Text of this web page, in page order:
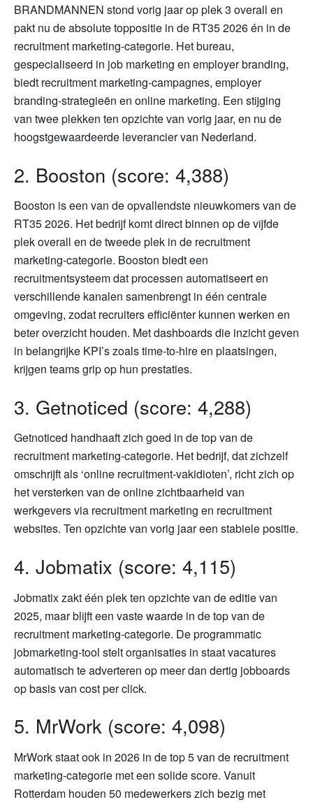
BRANDMANNEN stond vorig jaar op plek 3 overall en
pakt nu de absolute toppositie in de RT35 2026 én in de
recruitment marketing-categorie. Het bureau,
gespecialiseerd in job marketing en employer branding,
biedt recruitment marketing-campagnes, employer
branding-strategieën en online marketing. Een stijging
van twee plekken ten opzichte van vorig jaar, en nu de
hoogstgewaardeerde leverancier van Nederland.
2. Booston (score: 4,388)
Booston is een van de opvallendste nieuwkomers van de
RT35 2026. Het bedrijf komt direct binnen op de vijfde
plek overall en de tweede plek in de recruitment
marketing-categorie. Booston biedt een
recruitmentsysteem dat processen automatiseert en
verschillende kanalen samenbrengt in één centrale
omgeving, zodat recruiters efficiënter kunnen werken en
beter overzicht houden. Met dashboards die inzicht geven
in belangrijke KPI’s zoals time-to-hire en plaatsingen,
krijgen teams grip op hun prestaties.
3. Getnoticed (score: 4,288)
Getnoticed handhaaft zich goed in de top van de
recruitment marketing-categorie. Het bedrijf, dat zichzelf
omschrijft als ‘online recruitment-vakidioten’, richt zich op
het versterken van de online zichtbaarheid van
werkgevers via recruitment marketing en recruitment
websites. Ten opzichte van vorig jaar een stabiele positie.
4. Jobmatix (score: 4,115)
Jobmatix zakt één plek ten opzichte van de editie van
2025, maar blijft een vaste waarde in de top van de
recruitment marketing-categorie. De programmatic
jobmarketing-tool stelt organisaties in staat vacatures
automatisch te adverteren op meer dan dertig jobboards
op basis van cost per click.
5. MrWork (score: 4,098)
MrWork staat ook in 2026 in de top 5 van de recruitment
marketing-categorie met een solide score. Vanuit
Rotterdam houden 50 medewerkers zich bezig met